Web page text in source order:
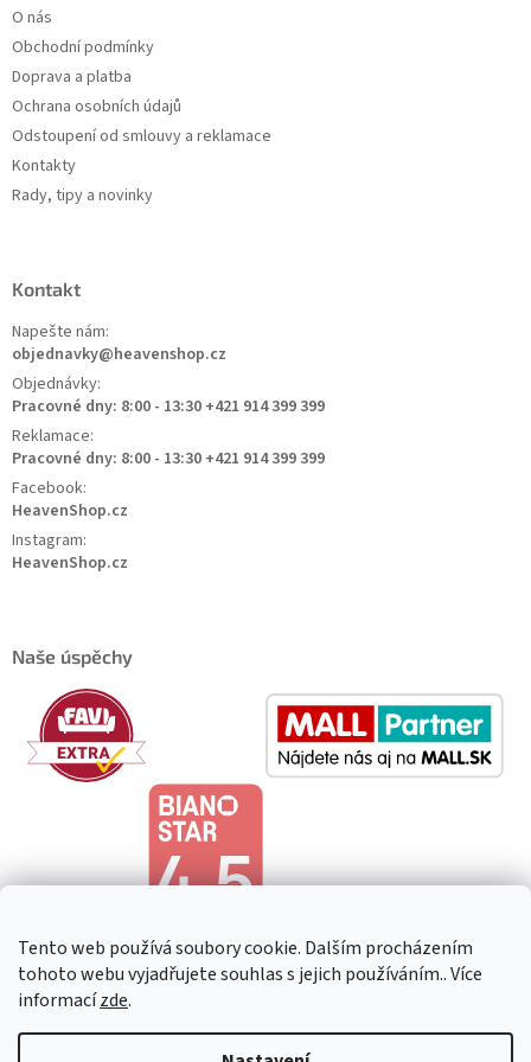
Tento web používá soubory cookie. Dalším procházením
tohoto webu vyjadřujete souhlas s jejich používáním.. Více
informacízde.
O nás
Obchodní podmínky
Doprava a platba
Ochrana osobních údajů
Odstoupení od smlouvy a reklamace
Kontakty
Rady, tipy a novinky
Kontakt
Napešte nám:
objednavky@heavenshop.cz
Objednávky:
Pracovné dny: 8:00 - 13:30 +421 914 399 399
Reklamace:
Pracovné dny: 8:00 - 13:30 +421 914 399 399
Facebook:
HeavenShop.cz
Instagram:
HeavenShop.cz
Naše úspěchy
HeavenShop. Všechna práva vyhrazena.